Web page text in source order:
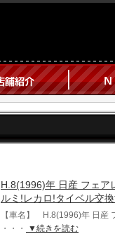
H.8(1996)年 日産 フェア
ルミ!レカロ!タイベル交
【車名】 H.8(1996)年 日産
・・・
▼続きを読む